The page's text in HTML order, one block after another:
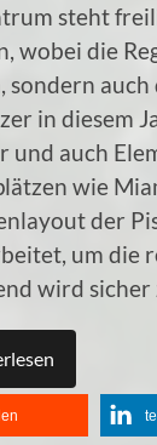
steht
wobei die
sondern
in diesem
und auch
wie
der
um die
wird